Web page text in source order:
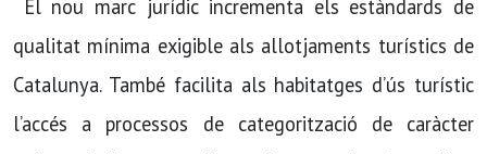
El nou marc jurídic incrementa els estàndards de
qualitat mínima exigible als allotjaments turístics de
Catalunya. També facilita als habitatges d’ús turístic
l’accés a processos de categorització de caràcter